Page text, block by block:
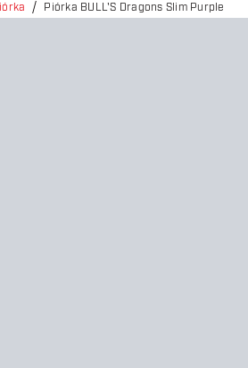
Piórka BULL'S Dragons Slim Purple